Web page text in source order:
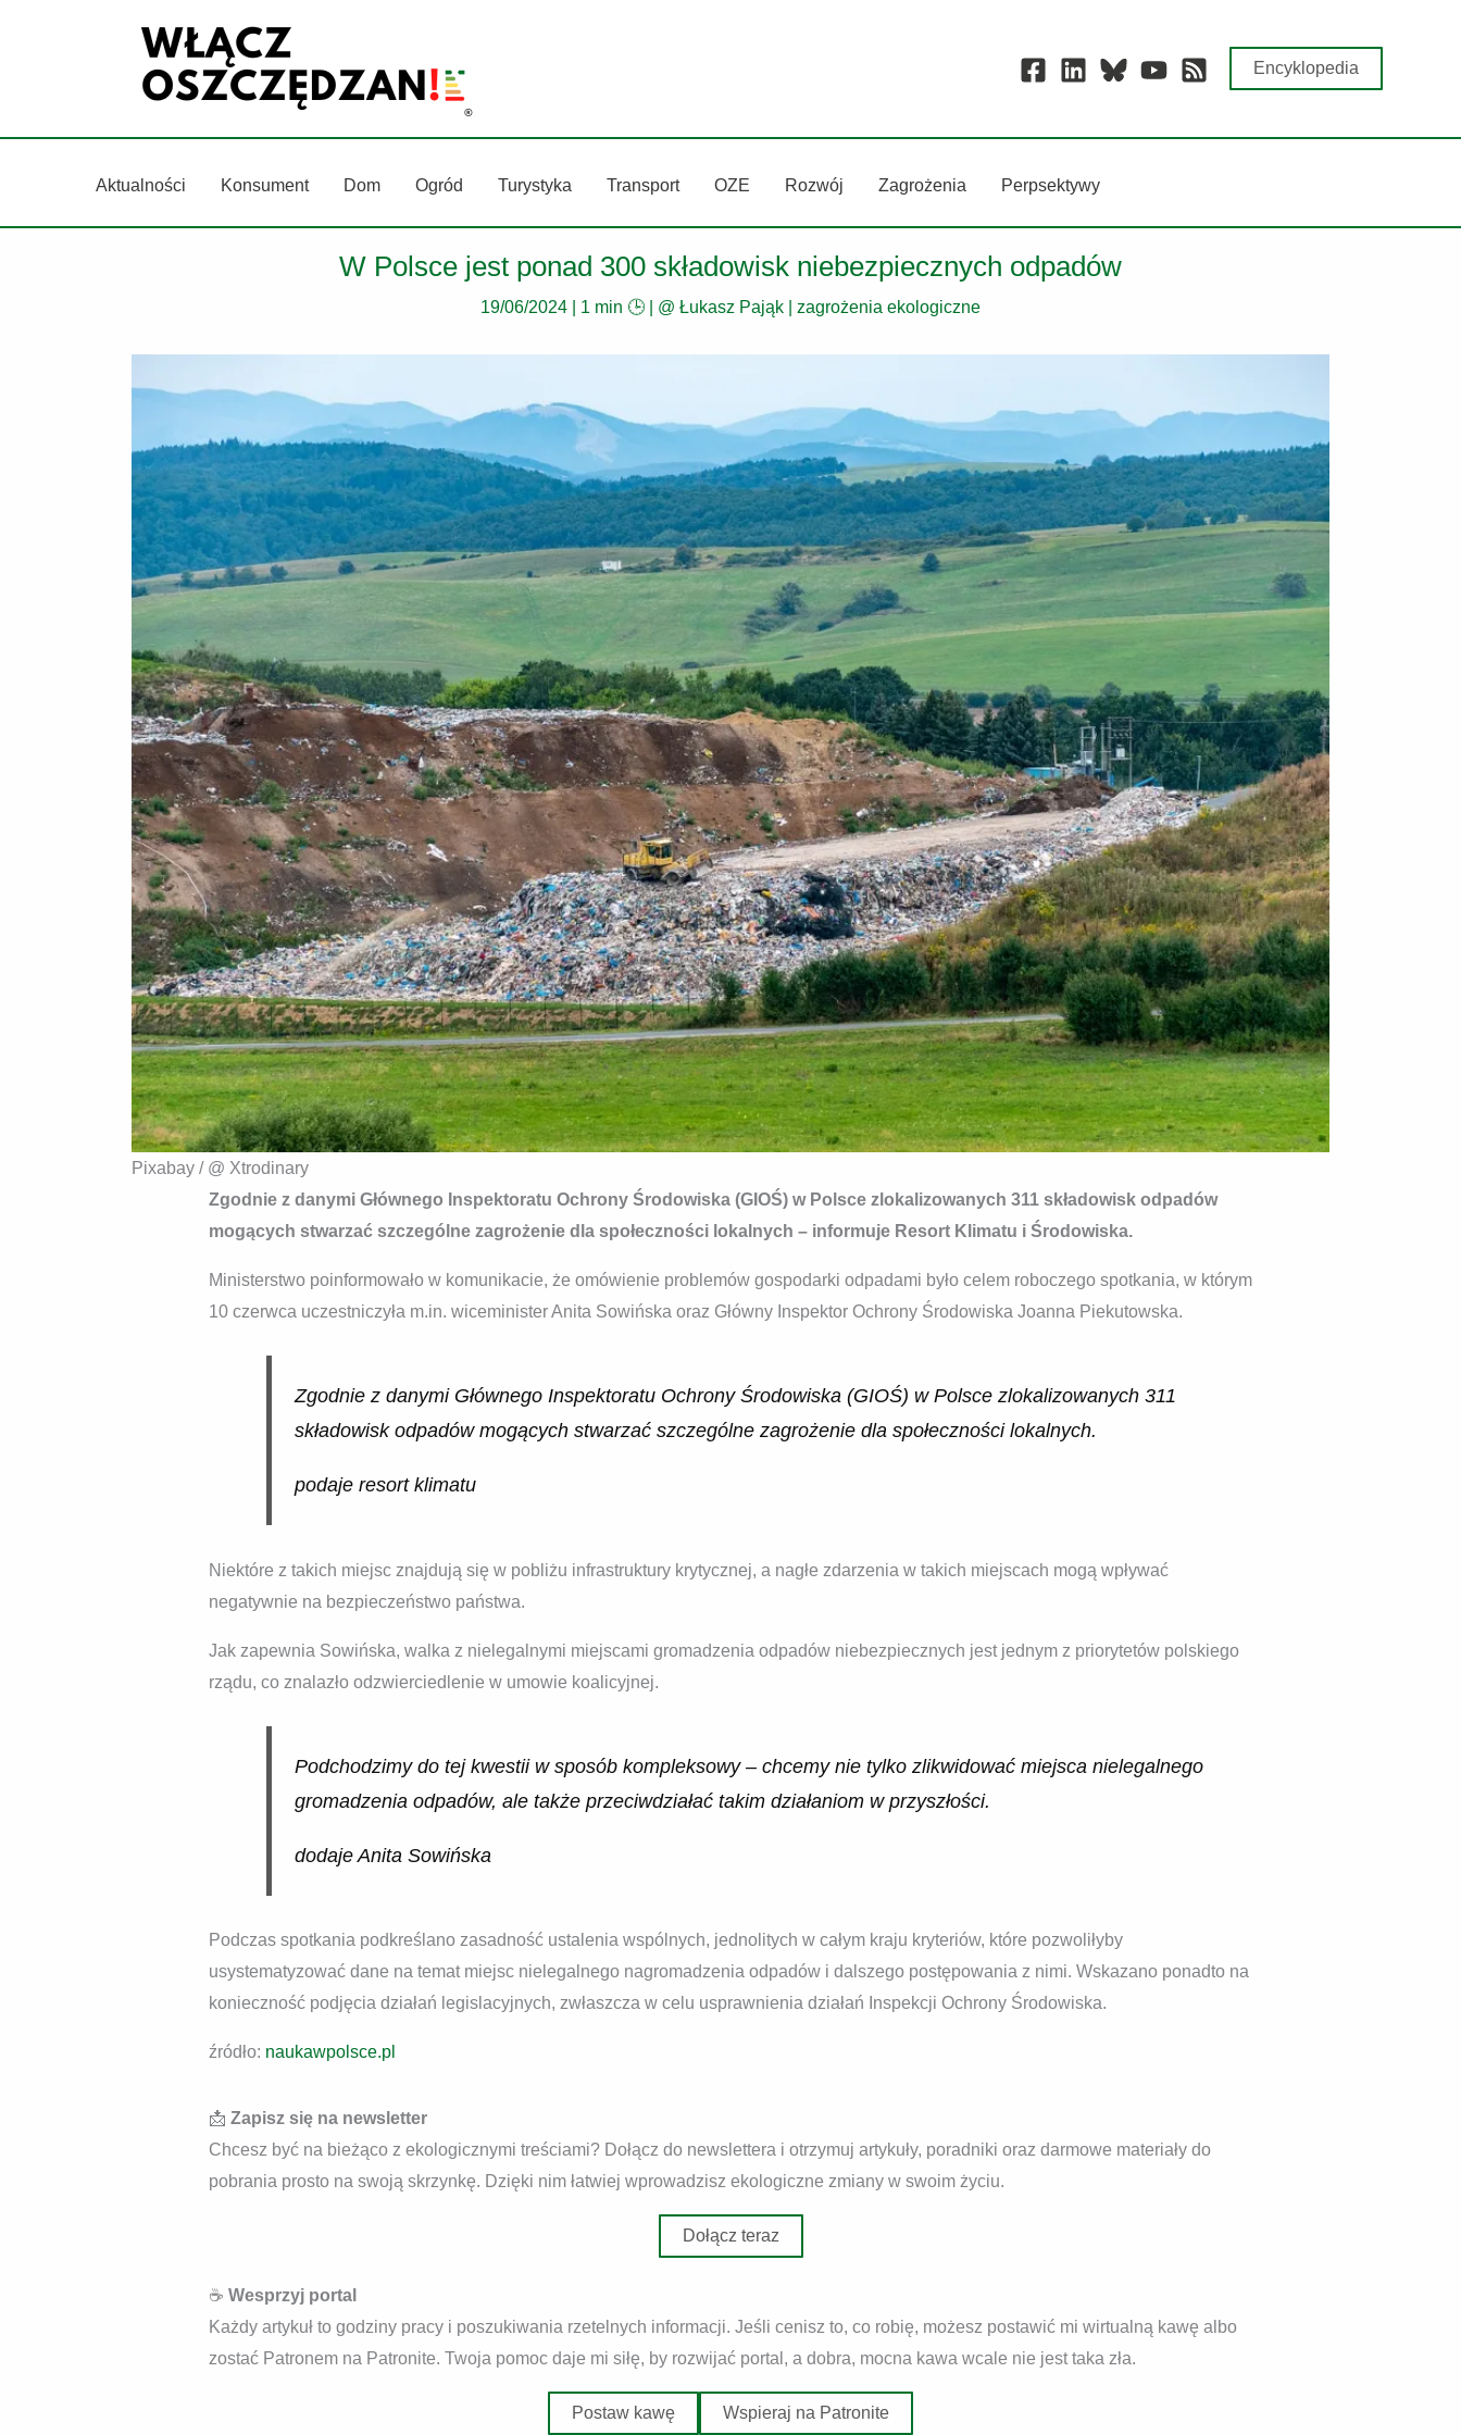
Encyklopedia
Aktualności Konsument Dom Ogród Turystyka Transport OZE Rozwój Zagrożenia Perpsektywy
W Polsce jest ponad 300 składowisk niebezpiecznych odpadów
19/06/2024 1 min 🕒 | @ Łukasz Pająk zagrożenia ekologiczne
Pixabay / @ Xtrodinary
Zgodnie z danymi Głównego Inspektoratu Ochrony Środowiska (GIOŚ) w Polsce zlokalizowanych 311 składowisk odpadów
mogących stwarzać szczególne zagrożenie dla społeczności lokalnych – informuje Resort Klimatu i Środowiska.
Ministerstwo poinformowało w komunikacie, że omówienie problemów gospodarki odpadami było celem roboczego spotkania, w którym
10 czerwca uczestniczyła m.in. wiceminister Anita Sowińska oraz Główny Inspektor Ochrony Środowiska Joanna Piekutowska.
Zgodnie z danymi Głównego Inspektoratu Ochrony Środowiska (GIOŚ) w Polsce zlokalizowanych 311
składowisk odpadów mogących stwarzać szczególne zagrożenie dla społeczności lokalnych.
podaje resort klimatu
Niektóre z takich miejsc znajdują się w pobliżu infrastruktury krytycznej, a nagłe zdarzenia w takich miejscach mogą wpływać
negatywnie na bezpieczeństwo państwa.
Jak zapewnia Sowińska, walka z nielegalnymi miejscami gromadzenia odpadów niebezpiecznych jest jednym z priorytetów polskiego
rządu, co znalazło odzwierciedlenie w umowie koalicyjnej.
Podchodzimy do tej kwestii w sposób kompleksowy – chcemy nie tylko zlikwidować miejsca nielegalnego
gromadzenia odpadów, ale także przeciwdziałać takim działaniom w przyszłości.
dodaje Anita Sowińska
Podczas spotkania podkreślano zasadność ustalenia wspólnych, jednolitych w całym kraju kryteriów, które pozwoliłyby
usystematyzować dane na temat miejsc nielegalnego nagromadzenia odpadów i dalszego postępowania z nimi. Wskazano ponadto na
konieczność podjęcia działań legislacyjnych, zwłaszcza w celu usprawnienia działań Inspekcji Ochrony Środowiska.
źródło: naukawpolsce.pl
📩 Zapisz się na newsletter
Chcesz być na bieżąco z ekologicznymi treściami? Dołącz do newslettera i otrzymuj artykuły, poradniki oraz darmowe materiały do
pobrania prosto na swoją skrzynkę. Dzięki nim łatwiej wprowadzisz ekologiczne zmiany w swoim życiu.
Dołącz teraz
☕ Wesprzyj portal
Każdy artykuł to godziny pracy i poszukiwania rzetelnych informacji. Jeśli cenisz to, co robię, możesz postawić mi wirtualną kawę albo
zostać Patronem na Patronite. Twoja pomoc daje mi siłę, by rozwijać portal, a dobra, mocna kawa wcale nie jest taka zła.
Postaw kawę Wspieraj na Patronite